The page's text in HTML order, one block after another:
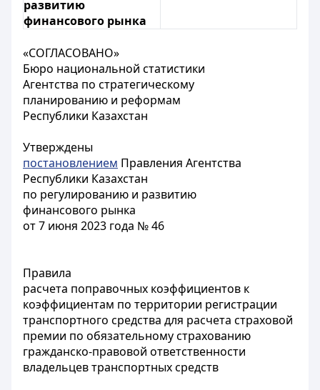
развитию
финансового рынка
«СОГЛАСОВАНО»
Бюро национальной статистики
Агентства по стратегическому
планированию и реформам
Республики Казахстан
Утверждены
постановлением Правления Агентства
Республики Казахстан
по регулированию и развитию
финансового рынка
от 7 июня 2023 года № 46
Правила
расчета поправочных коэффициентов к
коэффициентам по территории регистрации
транспортного средства для расчета страховой
премии по обязательному страхованию
гражданско-правовой ответственности
владельцев транспортных средств